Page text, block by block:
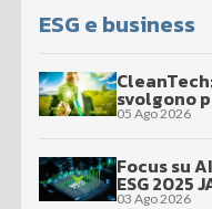
ESG e business
svolgono
05 Ago 2026
Focus su
ESG 2025
03 Ago 2026